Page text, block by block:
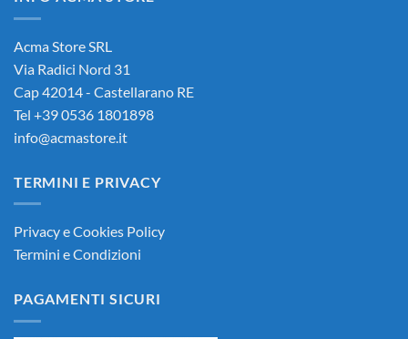
Acma Store SRL
Via Radici Nord 31
Cap 42014 - Castellarano RE
Tel +39 0536 1801898
info@acmastore.it
TERMINI E PRIVACY
Privacy e Cookies Policy
Termini e Condizioni
PAGAMENTI SICURI